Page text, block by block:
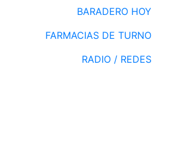
BARADERO HOY
FARMACIAS DE TURNO
RADIO / REDES